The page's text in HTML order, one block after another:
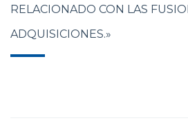
RELACIONADO CON LAS
ADQUISICIONES.»